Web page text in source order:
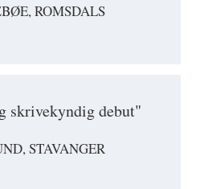
ROMSDALS
skrivekyndig debut"
STAVANGER